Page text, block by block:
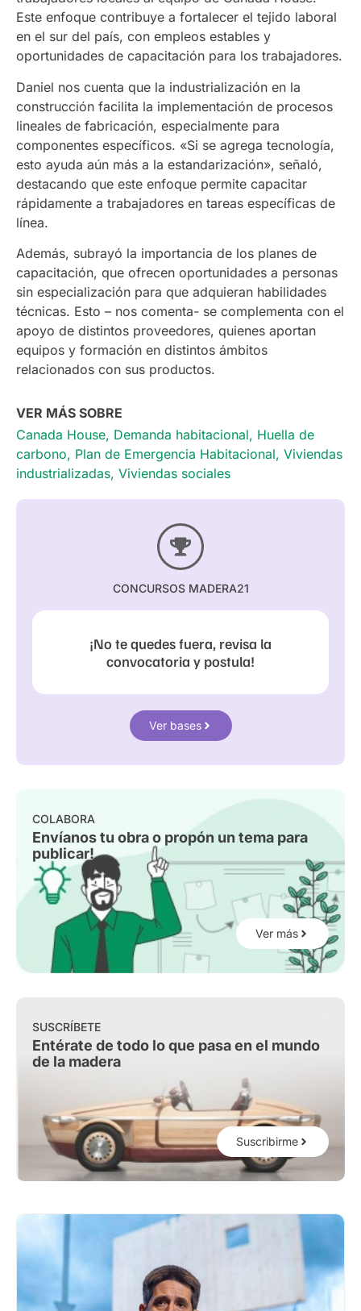
Este enfoque contribuye a fortalecer el tejido laboral
en el sur del país, con empleos estables y
oportunidades de capacitación para los trabajadores.
Daniel nos cuenta que la industrialización en la
construcción facilita la implementación de procesos
lineales de fabricación, especialmente para
componentes específicos. «Si se agrega tecnología,
esto ayuda aún más a la estandarización», señaló,
destacando que este enfoque permite capacitar
rápidamente a trabajadores en tareas específicas de
línea.
Además, subrayó la importancia de los planes de
capacitación, que ofrecen oportunidades a personas
sin especialización para que adquieran habilidades
técnicas. Esto – nos comenta- se complementa con el
apoyo de distintos proveedores, quienes aportan
equipos y formación en distintos ámbitos
relacionados con sus productos.
VER MÁS SOBRE
Canada House, Demanda habitacional, Huella de
carbono, Plan de Emergencia Habitacional, Viviendas
industrializadas, Viviendas sociales
CONCURSOS MADERA21
¡No te quedes fuera, revisa la
convocatoria y postula!
Ver bases
COLABORA
Envíanos tu obra o propón un tema para
publicar!
Ver más
SUSCRÍBETE
Entérate de todo lo que pasa en el mundo
de la madera
Suscribirme